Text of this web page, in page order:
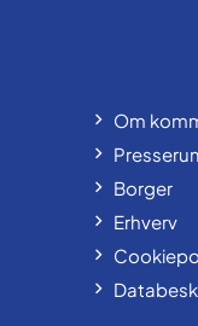
Om
Borger
Erhverv